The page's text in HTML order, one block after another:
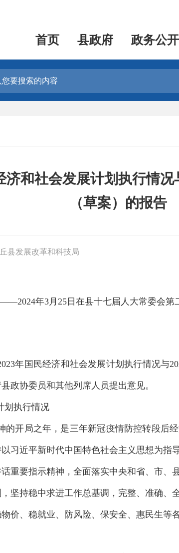
首页 县政府 政务公开
济和社会发展计划执行情
（草案）的报告
县发展改革和科技局
——2024年3月 25日在县十七届人大常委会第
3年国民经济和社会发展计划执行情况与
县政协委员和其他列席人员提出意见。
划执行情况
的开局之年，是三年新冠疫情防控转段后
习近平新时代中国特色社会主义思想为指导
重要指示精神 ，全面落实中央和省、市、
坚持稳中求进工作总基调，完整、准确、
价、稳就业、防风险、保安全、惠民生等